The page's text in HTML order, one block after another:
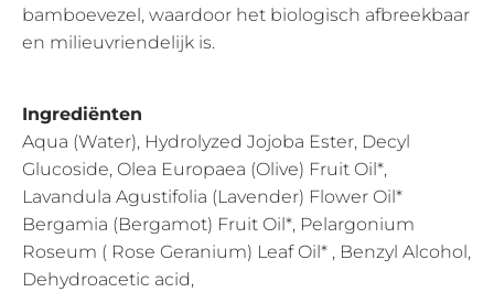
bamboevezel, waardoor het biologisch afbreekbaar
en milieuvriendelijk is.
Ingrediënten
Aqua (Water), Hydrolyzed Jojoba Ester, Decyl
Glucoside, Olea Europaea (Olive) Fruit Oil*,
Lavandula Agustifolia (Lavender) Flower Oil*
Bergamia (Bergamot) Fruit Oil*, Pelargonium
Roseum ( Rose Geranium) Leaf Oil* , Benzyl Alcohol,
Dehydroacetic acid,